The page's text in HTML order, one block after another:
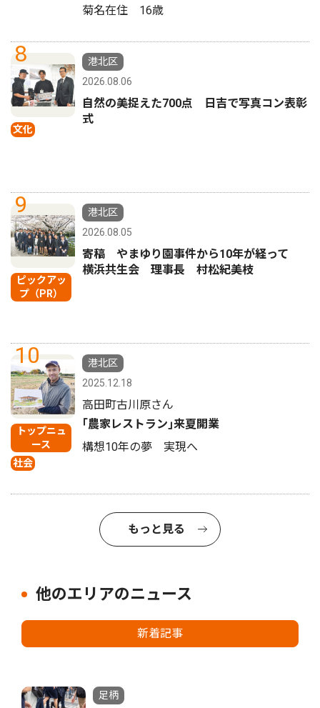
菊名在住 16歳
8
文化
港北区
2026.08.06
自然の美捉えた700点 日吉で写真コン表彰
式
9
ピックアッ
プ（PR）
港北区
2026.08.05
寄稿 やまゆり園事件から10年が経って
横浜共生会 理事長 村松紀美枝
10
トップニュ
ース
社会
港北区
2025.12.18
高田町古川原さん
｢農家レストラン｣来夏開業
構想10年の夢 実現へ
もっと見る
他のエリアのニュース
新着記事
足柄